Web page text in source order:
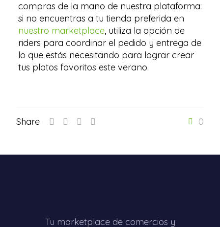
compras de la mano de nuestra plataforma:
si no encuentras a tu tienda preferida en
nuestro marketplace, utiliza la opción de
riders para coordinar el pedido y entrega de
lo que estás necesitando para lograr crear
tus platos favoritos este verano.
Share 0
Tu marketplace de comercios y